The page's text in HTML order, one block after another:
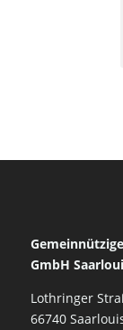
GmbH
Lothringer
66740